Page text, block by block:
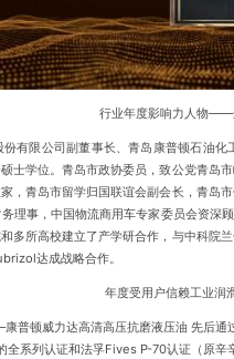
行业年度影响力人物——
限公司副董事长、青岛康普顿石油化
士学位。青岛市政协委员，致公党青岛
，青岛市留学归国联谊会副会长，青岛
理事，中国物流商用车专家委员会资深
多所高校建立了产学研合作，与中科院
达成战略合作。
年度受用户信赖工业润
顿威力达高清高压抗磨液压油 先后通
系列认证和法孚Fives P-70认证（原辛